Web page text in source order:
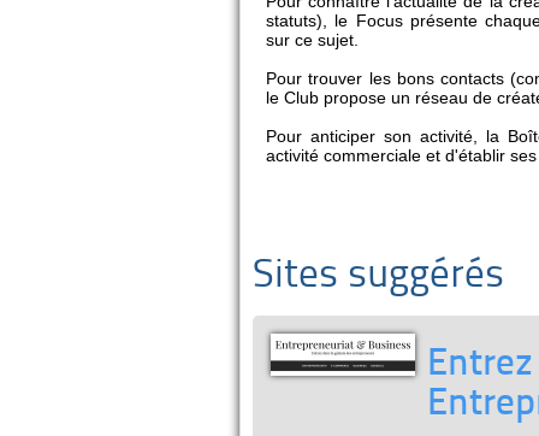
statuts), le Focus présente
sur ce sujet.
Pour trouver les bons contacts
le Club propose un réseau de
Pour anticiper son activité, la
activité commerciale et d'établir
Sites suggérés